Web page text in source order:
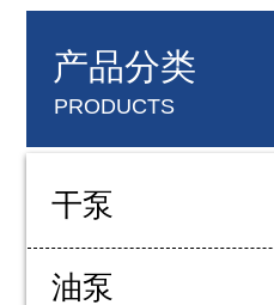
干泵
油泵
产品分类
PRODUCTS